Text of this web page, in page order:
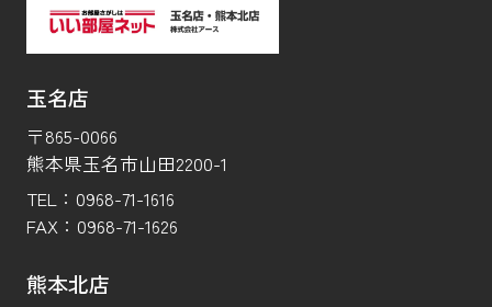
玉名店
〒865-0066
熊本県玉名市山田2200-1
TEL： 0968-71-1616
FAX： 0968-71-1626
熊本北店